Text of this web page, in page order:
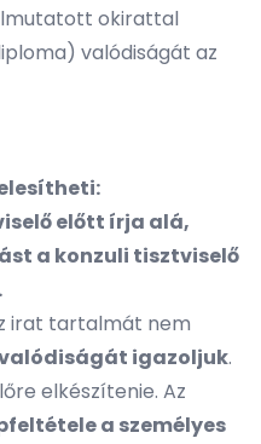
okirattal
valódiságát az
előtt írja alá,
a konzuli tisztviselő
irat tartalmát nem
igazoljuk.
elkészítenie. Az
a személyes